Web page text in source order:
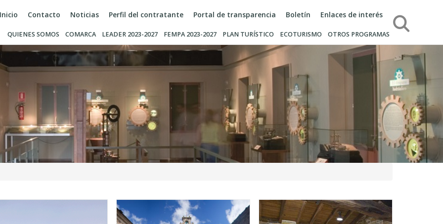
Inicio Contacto Noticias Perfil del contratante Portal de transparencia Boletín Enlaces de interés
QUIENES SOMOS COMARCA LEADER 2023-2027 FEMPA 2023-2027 PLAN TURÍSTICO ECOTURISMO OTROS PROGRAMAS
Búsqueda